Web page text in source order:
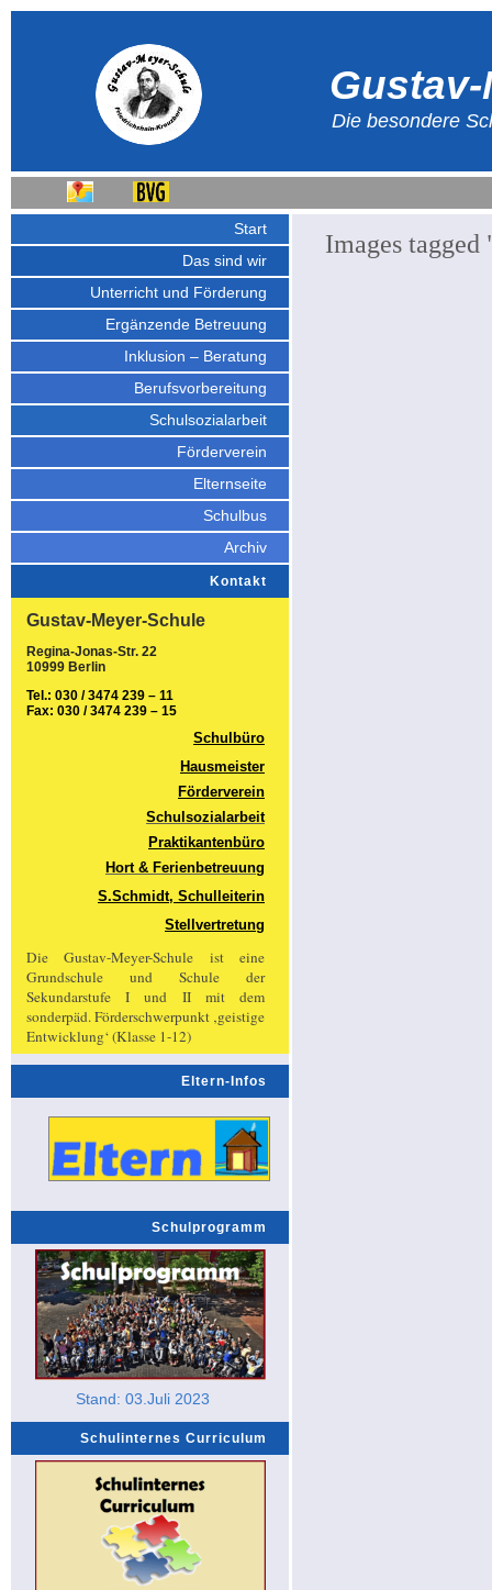
Start
Das sind wir
Unterricht und Förderung
Ergänzende Betreuung
Inklusion – Beratung
Berufsvorbereitung
Schulsozialarbeit
Förderverein
Elternseite
Schulbus
Archiv
Kontakt
Gustav-Meyer-Schule
Regina-Jonas-Str. 22
10999 Berlin
Tel.: 030 / 3474 239 – 11
Fax: 030 / 3474 239 – 15
Schulbüro
Hausmeister
Förderverein
Schulsozialarbeit
Praktikantenbüro
Hort & Ferienbetreuung
S.Schmidt, Schulleiterin
Stellvertretung
Die Gustav-Meyer-Schule ist eine
Grundschule und Schule der
Sekundarstufe I und II mit dem
sonderpäd. Förderschwerpunkt ‚geistige
Entwicklung‘ (Klasse 1-12)
Eltern-Infos
Schulprogramm
Stand: 03.Juli 2023
Schulinternes Curriculum
Die besondere
Images